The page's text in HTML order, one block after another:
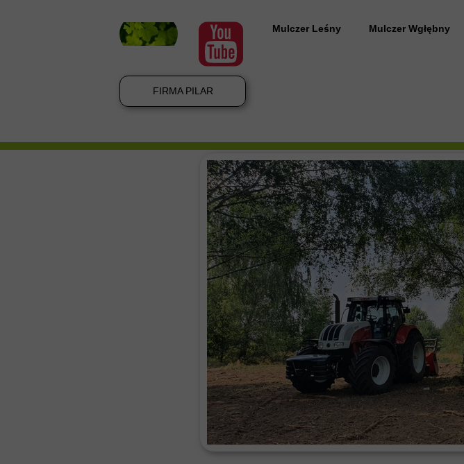
Mulczer Leśny
Wycinka drzew
Mulczer leśny usługi
Wycinka samosiejek
Wycinka drzew na działce
Koszenie zarośli
Karczowanie działki pod budowę domu
Czyszczenie działek
Mulczer Wgłębny
Likwidacja plantacji
FIRMA PILAR